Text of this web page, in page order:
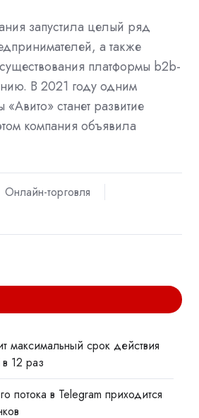
запустила целый ряд
а также
платформы b2b-
В 2021 году одним
станет развитие
компания объявила
Онлайн-торговля
максимальный срок действия
12 раз
потока в Telegram приходится